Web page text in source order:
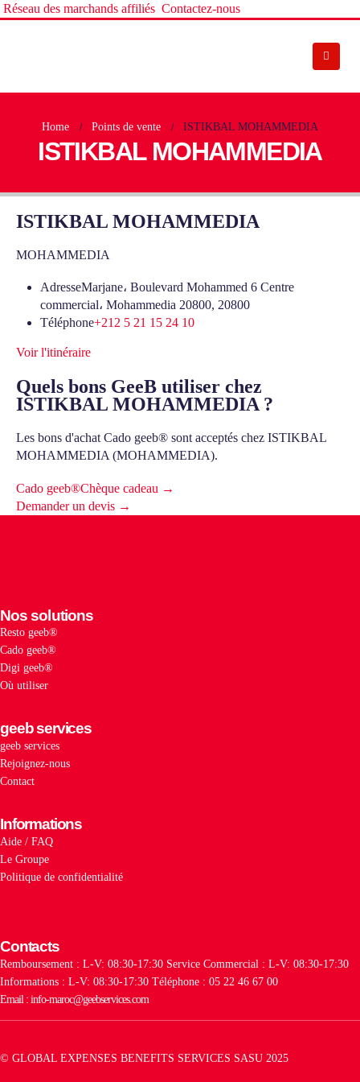
Réseau des marchands affiliés Contactez-nous
Home Points de vente ISTIKBAL MOHAMMEDIA
ISTIKBAL MOHAMMEDIA
ISTIKBAL MOHAMMEDIA
MOHAMMEDIA
AdresseMarjane، Boulevard Mohammed 6 Centre
commercial، Mohammedia 20800, 20800
Téléphone+212 5 21 15 24 10
Voir l'itinéraire
Quels bons GeeB utiliser chez
ISTIKBAL MOHAMMEDIA ?
Les bons d'achat Cado geeb® sont acceptés chez ISTIKBAL
MOHAMMEDIA (MOHAMMEDIA).
Cado geeb®Chèque cadeau →
Demander un devis →
Nos solutions
Resto geeb®
Cado geeb®
Digi geeb®
Où utiliser
geeb services
geeb services
Rejoignez-nous
Contact
Informations
Aide / FAQ
Le Groupe
Politique de confidentialité
Contacts
Remboursement : L-V: 08:30-17:30 Service Commercial : L-V: 08:30-17:30
Informations : L-V: 08:30-17:30 Téléphone : 05 22 46 67 00
Email : info-maroc@geebservices.com
© GLOBAL EXPENSES BENEFITS SERVICES SASU 2025